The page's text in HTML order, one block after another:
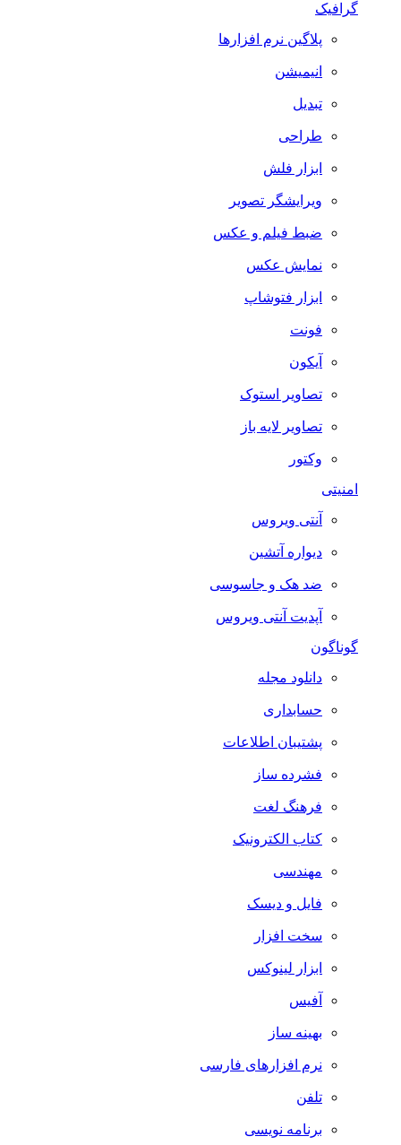
گرافیک
پلاگین نرم افزارها
انیمیشن
تبدیل
طراحی
ابزار فلش
ویرایشگر تصویر
ضبط فيلم و عكس
نمایش عکس
ابزار فتوشاپ
فونت
آیکون
تصاویر استوک
تصاویر لایه باز
وکتور
امنیتی
آنتی ویروس
دیواره آتشین
ضد هک و جاسوسی
آپدیت آنتی ویروس
گوناگون
دانلود مجله
حسابداری
پشتیبان اطلاعات
فشرده ساز
فرهنگ لغت
کتاب الکترونیک
مهندسی
فایل و دیسک
سخت افزار
ابزار لینوکس
آفیس
بهینه ساز
نرم افزارهای فارسی
تلفن
برنامه نویسی